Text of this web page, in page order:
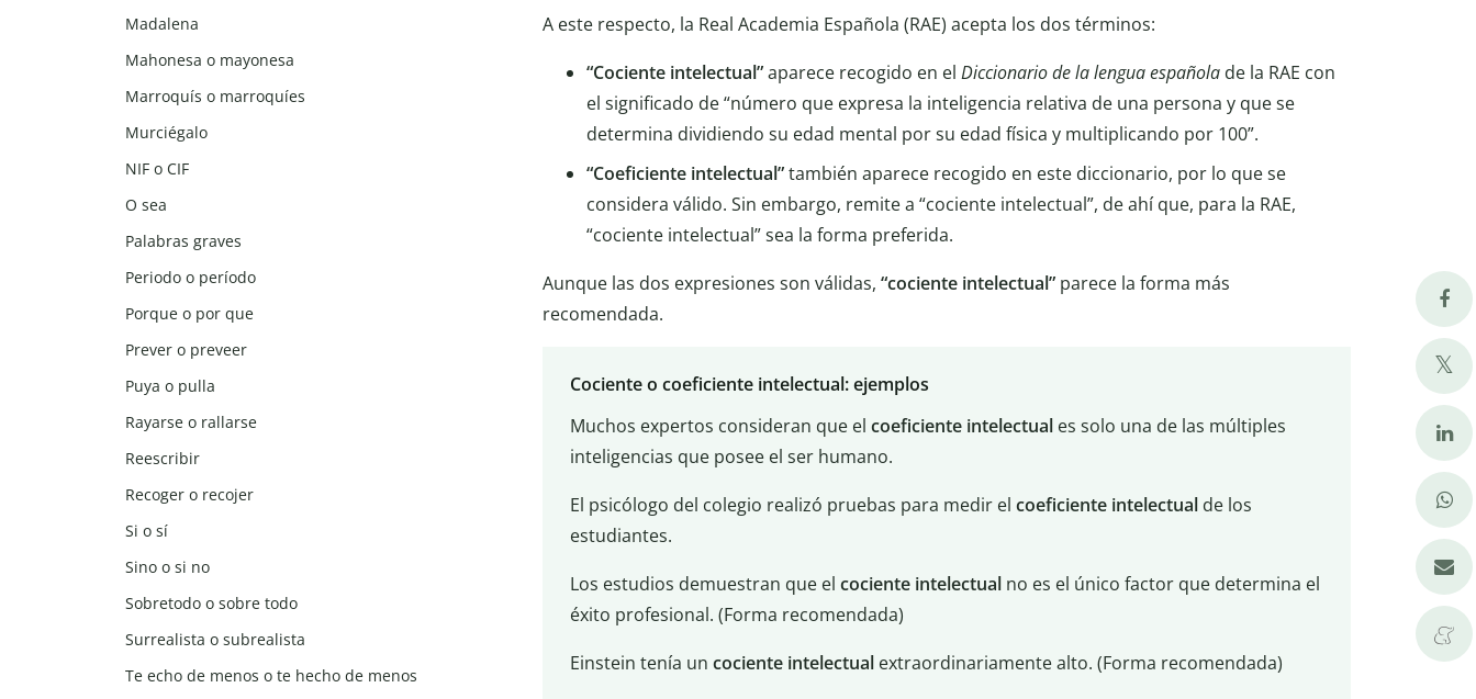
A este respecto, la Real Academia Española (RAE) acepta los dos términos:
“Cociente intelectual”aparece recogido en el Diccionario de la lengua española de la RAE con
el significado de “número que expresa la inteligencia relativa de una persona y que se
determina dividiendo su edad mental por su edad física y multiplicando por 100”.
“Coeficiente intelectual”también aparece recogido en este diccionario, por lo que se
considera válido. Sin embargo, remite a “cociente intelectual”, de ahí que, para la RAE,
“cociente intelectual” sea la forma preferida.
Aunque las dos expresiones son válidas, “cociente intelectual” parece la forma más
recomendada.
Cociente o coeficiente intelectual: ejemplos
Muchos expertos consideran que el coeficiente intelectual es solo una de las múltiples
inteligencias que posee el ser humano.
El psicólogo del colegio realizó pruebas para medir el coeficiente intelectual de los
estudiantes.
Los estudios demuestran que el cociente intelectual no es el único factor que determina el
éxito profesional. (Forma recomendada)
Einstein tenía un cociente intelectualextraordinariamente alto. (Forma recomendada)
Madalena
Mahonesa o mayonesa
Marroquís o marroquíes
Murciégalo
NIF o CIF
O sea
Palabras graves
Periodo o período
Porque o por que
Prever o preveer
Puya o pulla
Rayarse o rallarse
Reescribir
Recoger o recojer
Si o sí
Sino o si no
Sobretodo o sobre todo
Surrealista o subrealista
Te echo de menos o te hecho de menos